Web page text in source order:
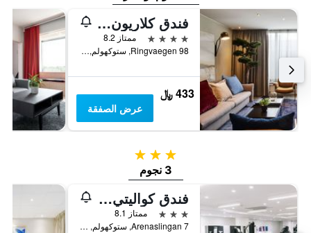
فندق كلاريون ستوكهولم
4 نجوم
ممتاز 8.2
Ringvaegen 98, ستوكهولم, مقاطعة ستوكهولم, السويد
433 ﷼
عرض الصفقة
3 نجوم
3 نجوم
فندق كواليتي غلوب
3 نجوم
ممتاز 8.1
Arenaslingan 7, ستوكهولم, مقاطعة ستوكهولم, السويد